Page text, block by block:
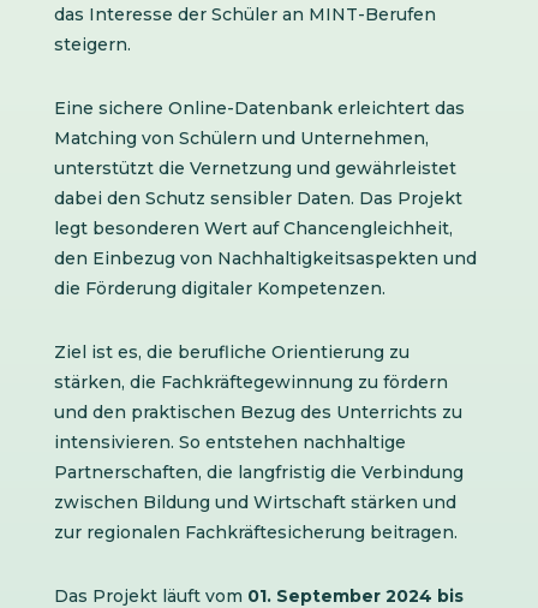
das Interesse der Schüler an MINT-Berufen
steigern.
Eine sichere Online-Datenbank erleichtert das
Matching von Schülern und Unternehmen,
unterstützt die Vernetzung und gewährleistet
dabei den Schutz sensibler Daten. Das Projekt
legt besonderen Wert auf Chancengleichheit,
den Einbezug von Nachhaltigkeitsaspekten und
die Förderung digitaler Kompetenzen.
Ziel ist es, die berufliche Orientierung zu
stärken, die Fachkräftegewinnung zu fördern
und den praktischen Bezug des Unterrichts zu
intensivieren. So entstehen nachhaltige
Partnerschaften, die langfristig die Verbindung
zwischen Bildung und Wirtschaft stärken und
zur regionalen Fachkräftesicherung beitragen.
Das Projekt läuft vom 01. September 2024 bis